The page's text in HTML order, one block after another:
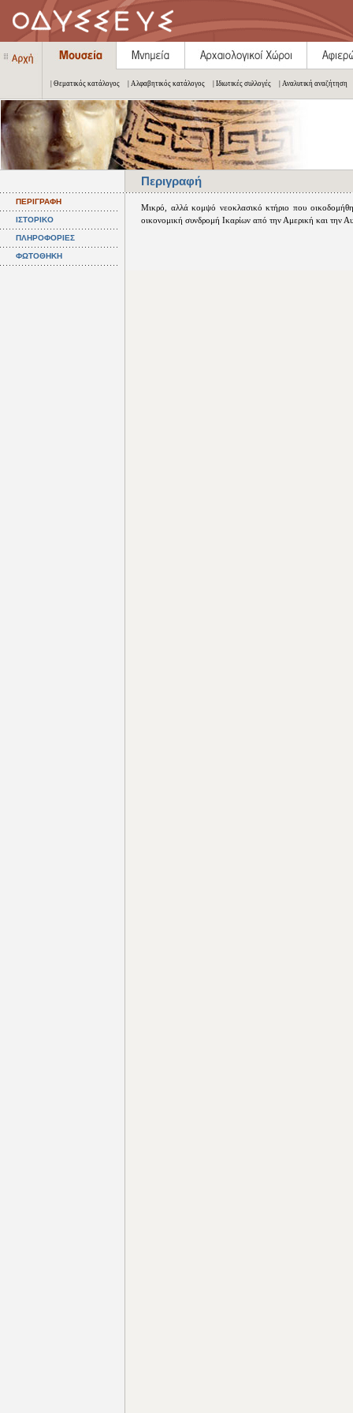
| Θεματικός κατάλογος | Αλφαβητικός κατάλογος | Ιδιωτικές συλλογές | Αναλυτική αναζήτηση
Περιγραφή
ΠΕΡΙΓΡΑΦΗ
ΙΣΤΟΡΙΚΟ
ΠΛΗΡΟΦΟΡΙΕΣ
ΦΩΤΟΘΗΚΗ
Μικρό, αλλά κομψό νεοκλασικό κτήριο που
οικονομική συνδρομή Ικαρίων από την Αμερική και την